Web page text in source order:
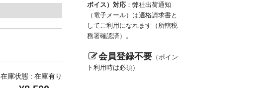
在庫状態 : 在庫有り
ボイス）対応 ：弊社出荷通知
（電子メール）は適格請求書と
してご利用になれます（所轄税
務署確認済）。
会員登録不要 （ポイン
ト利用時は必須）